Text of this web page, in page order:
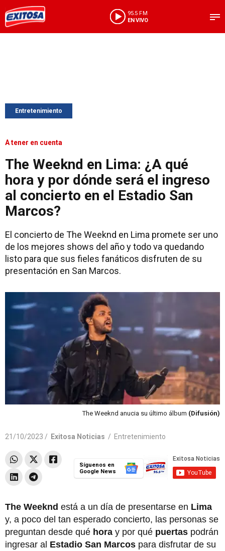
95.5 FM
EN VIVO
Entretenimiento
A tener en cuenta
The Weeknd en Lima: ¿A qué
hora y por dónde será el ingreso
al concierto en el Estadio San
Marcos?
El concierto de The Weeknd en Lima promete ser uno
de los mejores shows del año y todo va quedando
listo para que sus fieles fanáticos disfruten de su
presentación en San Marcos.
The Weeknd anucia su último álbum (Difusión)
21/10/2023 / Exitosa Noticias / Entretenimiento
Síguenos en
Google News
The Weeknd está a un día de presentarse en Lima
y, a poco del tan esperado concierto, las personas se
preguntan desde qué hora y por qué puertas podrán
ingresar al Estadio San Marcos para disfrutar de su